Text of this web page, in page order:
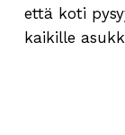
että koti
kaikille